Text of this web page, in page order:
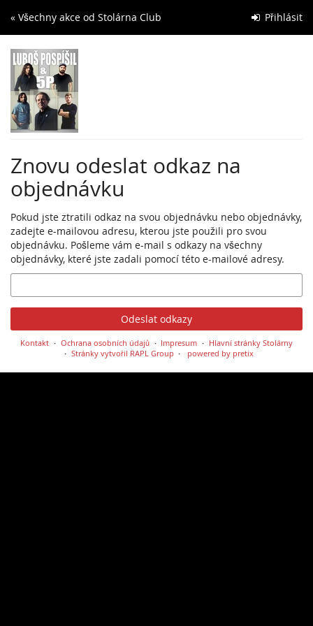
Skip to
Přihlásit
« Všechny akce od Stolárna Club
Znovu odeslat odkaz na
objednávku
Pokud jste ztratili odkaz na svou objednávku nebo objednávky,
zadejte e-mailovou adresu, kterou jste použili pro svou
objednávku. Pošleme vám e-mail s odkazy na všechny
objednávky, které jste zadali pomocí této e-mailové adresy.
E-
mail
Odeslat odkazy
Kontakt Ochrana osobních údajů Impresum
Hlavní stránky Stolárny
Stránky vytvořil RAPL Group
powered by pretix